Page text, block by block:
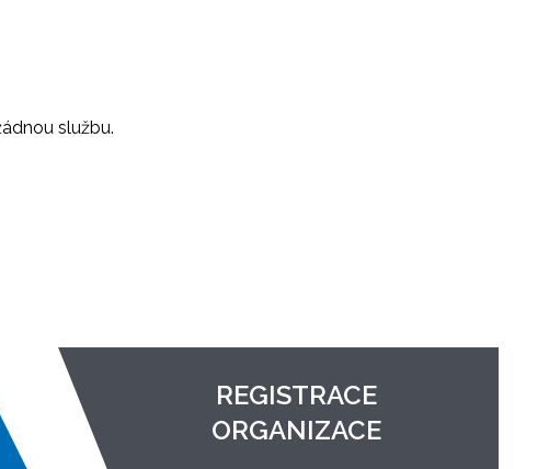
službu.
REGISTRACE
ORGANIZACE